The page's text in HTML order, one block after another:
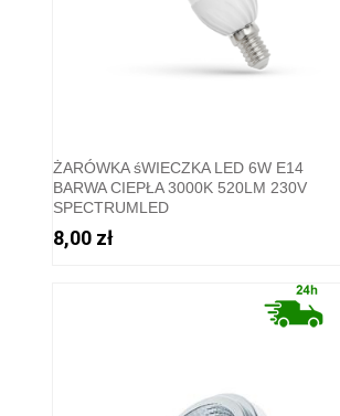
ŻARÓWKA śWIECZKA LED 6W E14
BARWA CIEPŁA 3000K 520LM 230V
SPECTRUMLED
8,00 zł